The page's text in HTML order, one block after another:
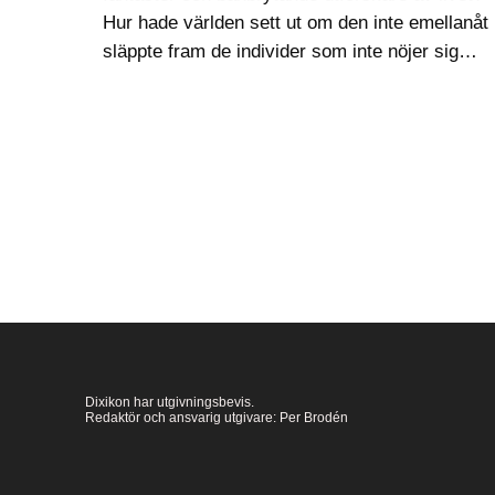
Hur hade världen sett ut om den inte emellanåt
släppte fram de individer som inte nöjer sig
Dixikon har utgivningsbevis.
Redaktör och ansvarig utgivare: Per Brodén